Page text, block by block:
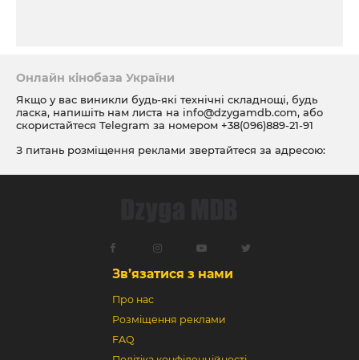
Онлайн кінобаза України
Якщо у вас виникли будь-які технічні складнощі, будь
ласка, напишіть нам листа на info@dzygamdb.com, або
скористайтеся Telegram за номером +38(096)889-21-91
З питань розміщення реклами звертайтеся за адресою:
посиланням
Зв’язатися з нами
Про нас
Розміщення реклами
FAQ